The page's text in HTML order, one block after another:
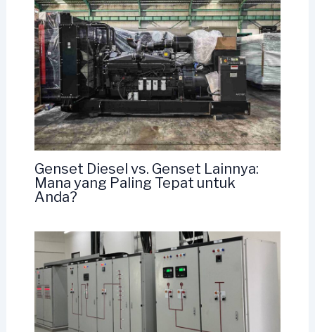
Genset Diesel vs. Genset Lainnya:
Mana yang Paling Tepat untuk
Anda?